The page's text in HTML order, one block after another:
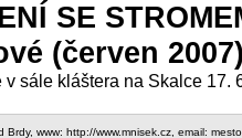
SE
(červen 2007)
v sále kláštera na Skalce 17.
Brdy, www: http://www.mnisek.cz, email: